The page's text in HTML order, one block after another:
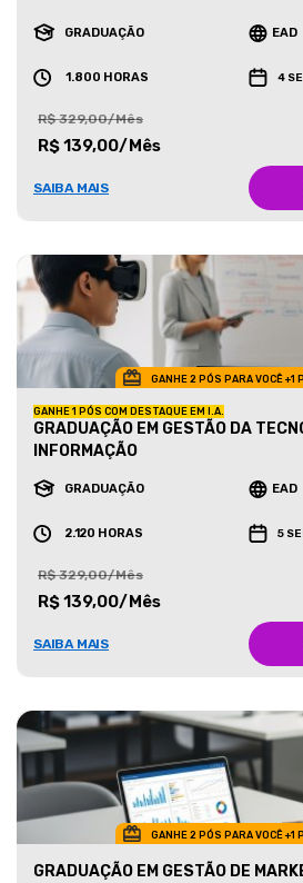
GRADUAÇÃO EAD
1.800 HORAS 4
R$ 329,00/Mês
R$ 139,00/Mês
SAIBA MAIS
GANHE 2 PÓS PARA VOCÊ +1
GANHE 1 PÓS COM DESTAQUE EM I.A.
GRADUAÇÃO EM GESTÃO DA
INFORMAÇÃO
GRADUAÇÃO EAD
2.120 HORAS 5
R$ 329,00/Mês
R$ 139,00/Mês
SAIBA MAIS
GANHE 2 PÓS PARA VOCÊ +1
GRADUAÇÃO EM GESTÃO DE